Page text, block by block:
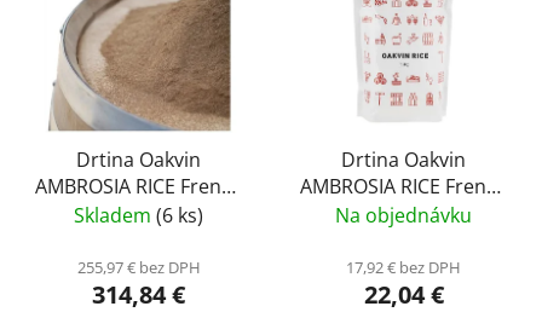
Drtina Oakvin
AMBROSIA RICE French
Intence Boost, 15 kg
Skladem (6 ks)
255,97 € bez DPH
314,84 €
Drtina Oakvin
AMBROSIA RICE French
Intence Boost, 1kg
Na objednávku
17,92 € bez DPH
22,04 €